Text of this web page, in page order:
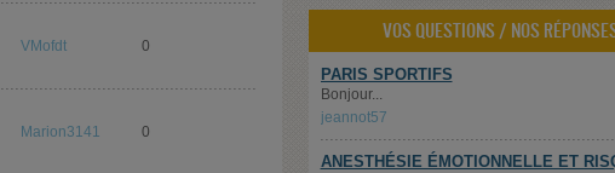
VMofdt 0
Marion3141 0
VOS QUESTIONS / NOS
PARIS SPORTIFS
Bonjour...
jeannot57
ANESTHÉSIE ÉMOTIONNELLE ET